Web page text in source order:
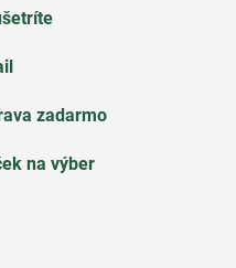
zadarmo
na výber